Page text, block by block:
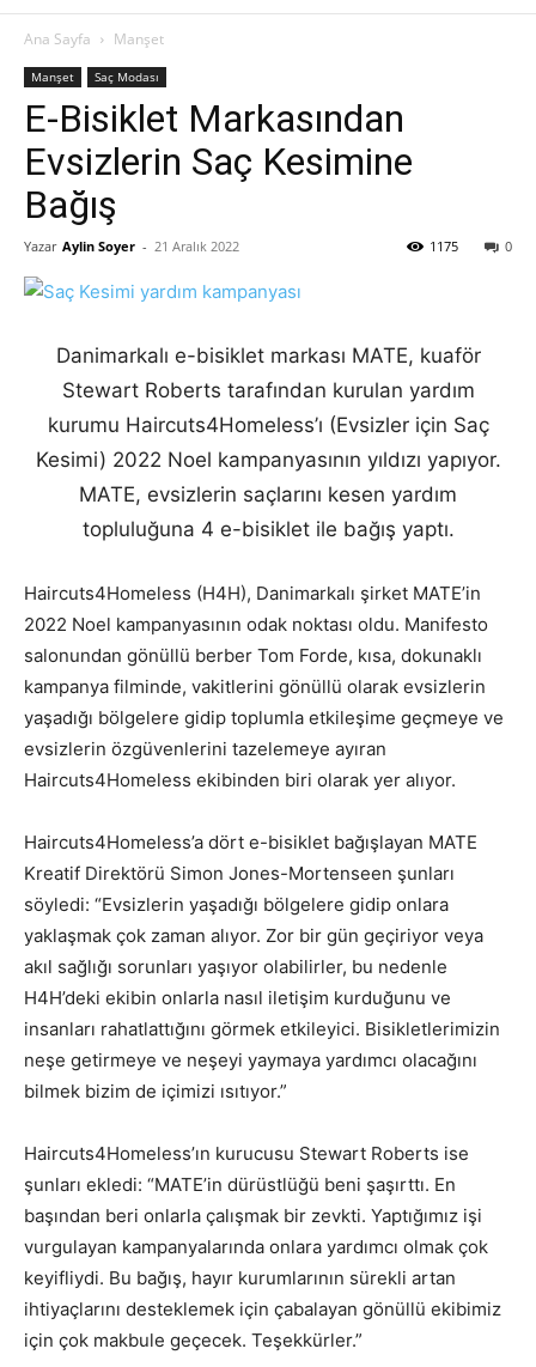
Ana Sayfa Manşet
Manşet Saç Modası
E-Bisiklet Markasından
Evsizlerin Saç Kesimine
Bağış
Yazar Aylin Soyer - 21 Aralık 2022 0
1175
Danimarkalı e-bisiklet markası MATE, kuaför
Stewart Roberts tarafından kurulan yardım
kurumu Haircuts4Homeless’ı (Evsizler için Saç
Kesimi) 2022 Noel kampanyasının yıldızı yapıyor.
MATE, evsizlerin saçlarını kesen yardım
topluluğuna 4 e-bisiklet ile bağış yaptı.
Haircuts4Homeless (H4H), Danimarkalı şirket MATE’in
2022 Noel kampanyasının odak noktası oldu. Manifesto
salonundan gönüllü berber Tom Forde, kısa, dokunaklı
kampanya filminde, vakitlerini gönüllü olarak evsizlerin
yaşadığı bölgelere gidip toplumla etkileşime geçmeye ve
evsizlerin özgüvenlerini tazelemeye ayıran
Haircuts4Homeless ekibinden biri olarak yer alıyor.
Haircuts4Homeless’a dört e-bisiklet bağışlayan MATE
Kreatif Direktörü Simon Jones-Mortenseen şunları
söyledi: “Evsizlerin yaşadığı bölgelere gidip onlara
yaklaşmak çok zaman alıyor. Zor bir gün geçiriyor veya
akıl sağlığı sorunları yaşıyor olabilirler, bu nedenle
H4H’deki ekibin onlarla nasıl iletişim kurduğunu ve
insanları rahatlattığını görmek etkileyici. Bisikletlerimizin
neşe getirmeye ve neşeyi yaymaya yardımcı olacağını
bilmek bizim de içimizi ısıtıyor.”
Haircuts4Homeless’ın kurucusu Stewart Roberts ise
şunları ekledi: “MATE’in dürüstlüğü beni şaşırttı. En
başından beri onlarla çalışmak bir zevkti. Yaptığımız işi
vurgulayan kampanyalarında onlara yardımcı olmak çok
keyifliydi. Bu bağış, hayır kurumlarının sürekli artan
ihtiyaçlarını desteklemek için çabalayan gönüllü ekibimiz
için çok makbule geçecek. Teşekkürler.”